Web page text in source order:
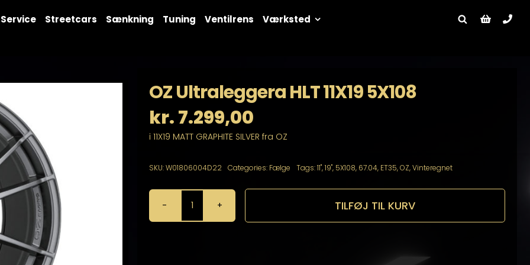
Service Streetcars Sænkning Tuning Ventilrens Værksted
OZ Ultraleggera HLT 11X19 5X108
kr.7.299,00
i 11X19 MATT GRAPHITE SILVER fra OZ
SKU:W01806004D22 Categories: Fælge Tags:11",19", 5X108, 67.04, ET35,OZ,Vinteregnet
OZ
Ultraleggera
TILFØJ TIL KURV